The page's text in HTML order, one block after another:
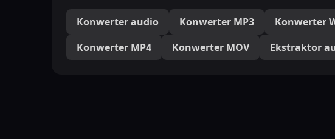
Konwerter audio Konwerter MP3 Konwerter
Konwerter MP4
Konwerter MOV Ekstraktor